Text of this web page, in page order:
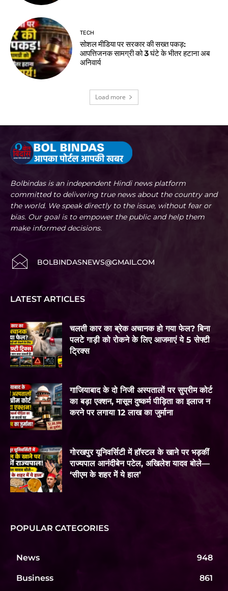
TECH
सोशल मीडिया पर सरकार की सख्त पकड़:
आपत्तिजनक सामग्री को 3 घंटे के भीतर हटाना अब
अनिवार्य
Load more
Bolbindas is an independent Hindi news platform
committed to delivering true news about the country and
the world. We speak directly to the issue, without fear or
bias. Our goal is to empower the public and help them
make informed decisions.
BOLBINDASNEWS@GMAIL.COM
LATEST ARTICLES
चलती कार का ब्रेक अचानक हो गया फेल? बिना
पलटे गाड़ी को रोकने के लिए आजमाएं ये 5 सेफ्टी
ट्रिक्स
गाजियाबाद के दो निजी अस्पतालों पर सुप्रीम कोर्ट
का बड़ा एक्शन, मासूम दुष्कर्म पीड़िता का इलाज न
करने पर लगाया 12 लाख का जुर्माना
गोरखपुर यूनिवर्सिटी में हॉस्टल के खाने पर भड़कीं
राज्यपाल आनंदीबेन पटेल, अखिलेश यादव बोले—
‘सीएम के शहर में ये हाल’
POPULAR CATEGORIES
News 948
Business 861